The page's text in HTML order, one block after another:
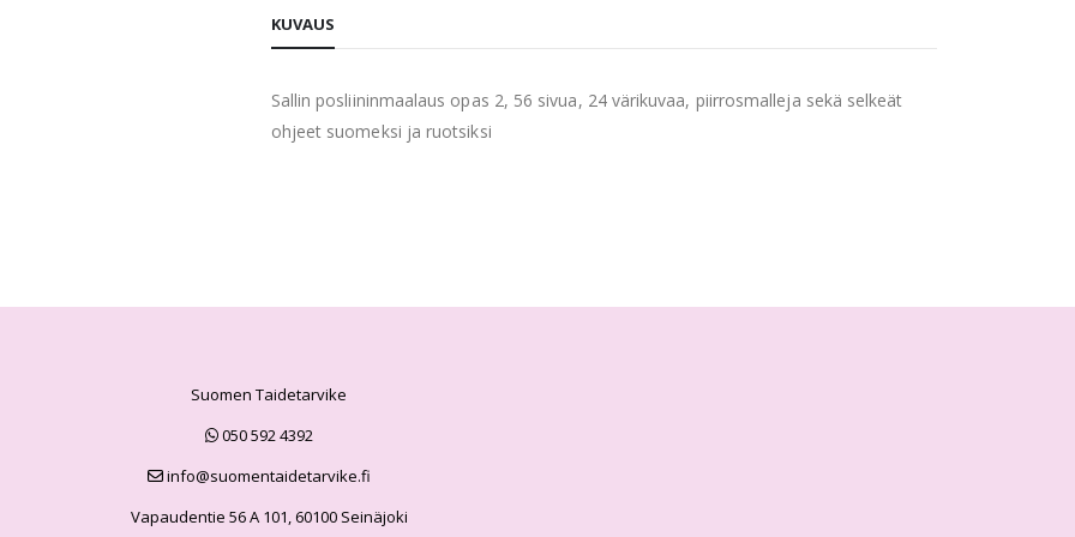
KUVAUS
Sallin posliininmaalaus opas 2, 56 sivua, 24 värikuvaa, piirrosmalleja sekä selkeät
ohjeet suomeksi ja ruotsiksi
Suomen Taidetarvike
050 592 4392
info@suomentaidetarvike.fi
Vapaudentie 56 A 101, 60100 Seinäjoki